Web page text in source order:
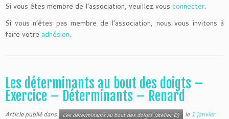
Si vous êtes membre de l’association, veuillez vous connecter.
Si vous n’êtes pas membre de l’association, nous vous invitons à
faire votre adhésion.
Les déterminants au bout des doigts –
Exercice – Déterminants – Renard
Article publié dans Les déterminants au bout des doigts (atelier D) le1 janvier